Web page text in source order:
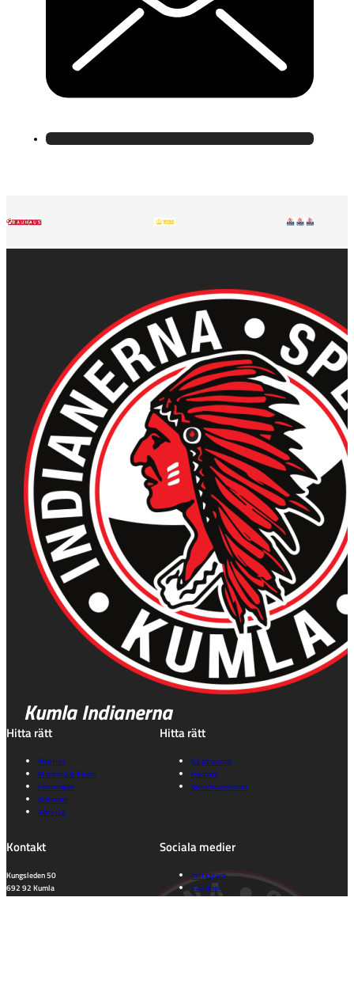
Kumla Indianerna
Hitta rätt
Biljetter
Marknad & Event
Föreningen
Kalender
Våra lag
Hitta rätt
Gå på match
Historia
Speedwayskolan
Kontakt
Kungsleden 50
692 92 Kumla
Orebro Län
Sociala medier
Instagram
Facebook
Tiktok